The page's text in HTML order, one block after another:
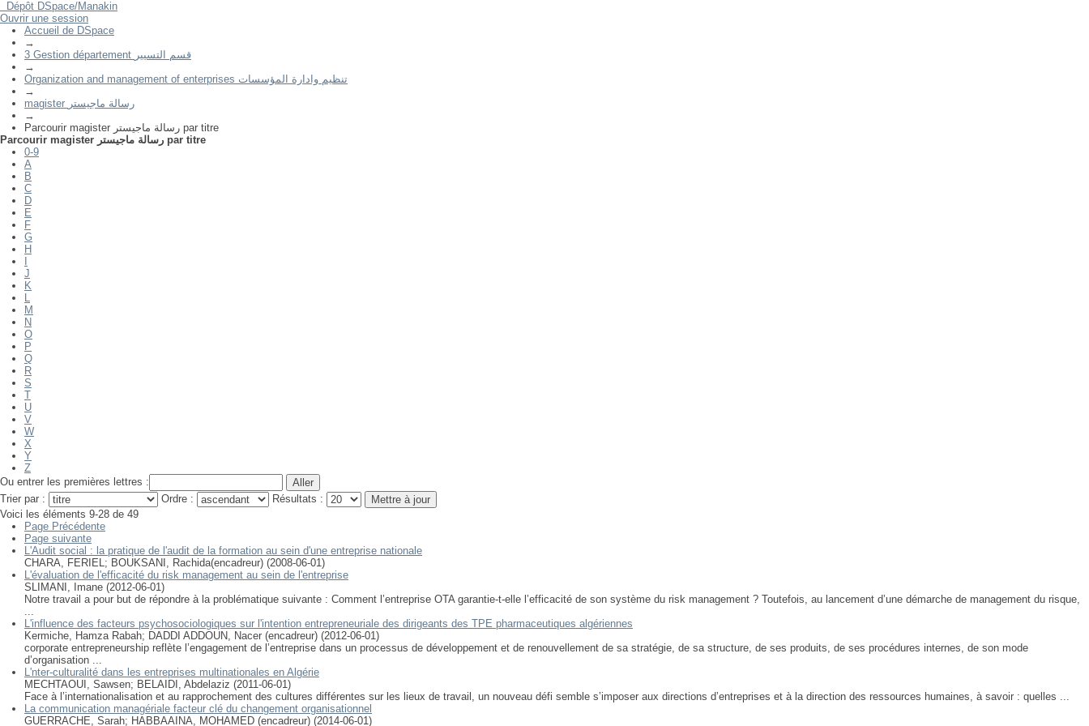
Dépôt DSpace/Manakin
Ouvrir une session
Accueil de DSpace
→
3 Gestion département قسم التسيير
→
Organization and management of enterprises تنظيم وادارة المؤسسات
→
magister رسالة ماجيستر
→
Parcourir magister رسالة ماجيستر par titre
Parcourir magister رسالة ماجيستر par titre
0-9
A
B
C
D
E
F
G
H
J
K
L
M
N
O
P
Q
R
S
T
U
V
W
X
Y
Z
Ou entrer les premières lettres :
Trier par :
Ordre :
Résultats :
Voici les éléments 9-28 de 49
Page Précédente
Page suivante
L'Audit social : la pratique de l'audit de la formation au sein d'une entreprise nationale
CHARA, FERIEL; BOUKSANI, Rachida(encadreur) (2008-06-01)
L'évaluation de l'efficacité du risk management au sein de l'entreprise
SLIMANI, Imane (2012-06-01)
Notre travail a pour but de répondre à la problématique suivante : Comment l’entreprise OTA garantie-t-elle l’efficacité de son système du risk management ? Toutefois, au lancement d’une démarche de management du risque,
...
L'influence des facteurs psychosociologiques sur l'intention entrepreneuriale des dirigeants des TPE pharmaceutiques algériennes
Kermiche, Hamza Rabah; DADDI ADDOUN, Nacer (encadreur) (2012-06-01)
corporate entrepreneurship reflète l’engagement de l’entreprise dans un processus de développement et de renouvellement de sa stratégie, de sa structure, de ses produits, de ses procédures internes, de son mode
d’organisation ...
L'nter-culturalité dans les entreprises multinationales en Algérie
MECHTAOUI, Sawsen; BELAIDI, Abdelaziz (2011-06-01)
Face à l’internationalisation et au rapprochement des cultures différentes sur les lieux de travail, un nouveau défi semble s’imposer aux directions d’entreprises et à la direction des ressources humaines, à savoir : quelles ...
La communication managériale facteur clé du changement organisationnel
GUERRACHE, Sarah; HABBAAINA, MOHAMED (encadreur) (2014-06-01)